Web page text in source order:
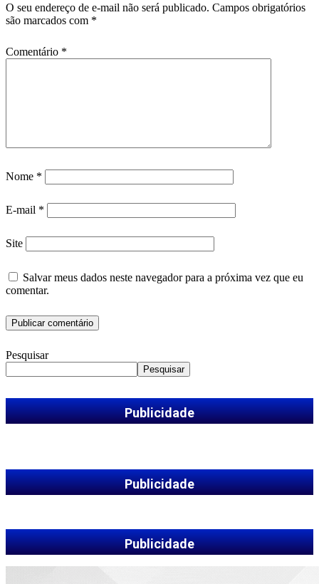
O seu endereço de e-mail não será publicado. Campos obrigatórios
são marcados com *
Comentário *
Nome *
E-mail *
Site
Salvar meus dados neste navegador para a próxima vez que eu
comentar.
Pesquisar
Pesquisar
Publicidade
Publicidade
Publicidade